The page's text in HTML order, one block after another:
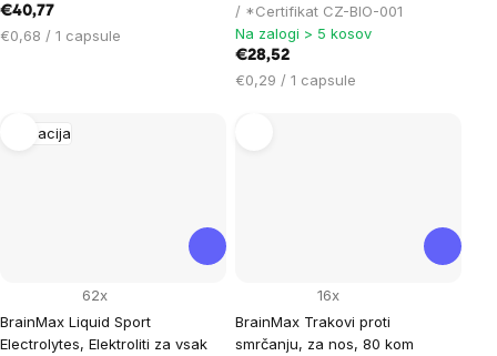
€40,77
Cena
€0,68 / 1 capsule
/ *Certifikat CZ-BIO-001
Na zalogi > 5 kosov
€28,52
Cena
€0,29 / 1 capsule
Hidracija
BrainMax Liquid Sport
Electrolytes, Elektroliti za vsak
62x
BrainMax Trakovi proti
smrčanju, za nos, 80 kom
16x